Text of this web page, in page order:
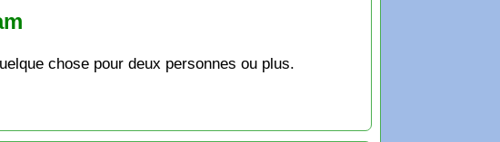
chose pour deux personnes ou plus.